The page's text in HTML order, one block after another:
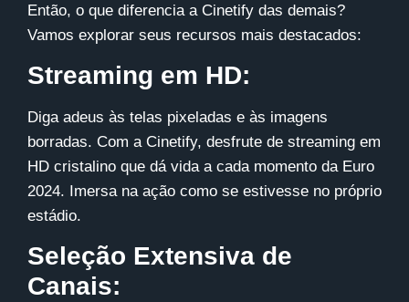
Então, o que diferencia a Cinetify das demais?
Vamos explorar seus recursos mais destacados:
Streaming em HD:
Diga adeus às telas pixeladas e às imagens
borradas. Com a Cinetify, desfrute de streaming em
HD cristalino que dá vida a cada momento da Euro
2024. Imersa na ação como se estivesse no próprio
estádio.
Seleção Extensiva de
Canais: